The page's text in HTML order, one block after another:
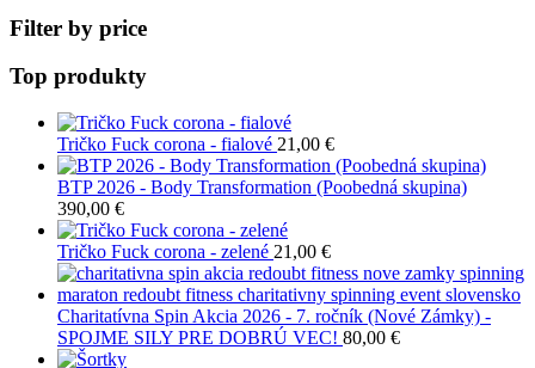
Filter by price
Top produkty
Tričko Fuck corona - fialové 21,00 €
BTP 2026 - Body Transformation (Poobedná skupina)
390,00 €
Tričko Fuck corona - zelené 21,00 €
Charitatívna Spin Akcia 2026 - 7. ročník (Nové Zámky) -
SPOJME SILY PRE DOBRÚ VEC! 80,00 €